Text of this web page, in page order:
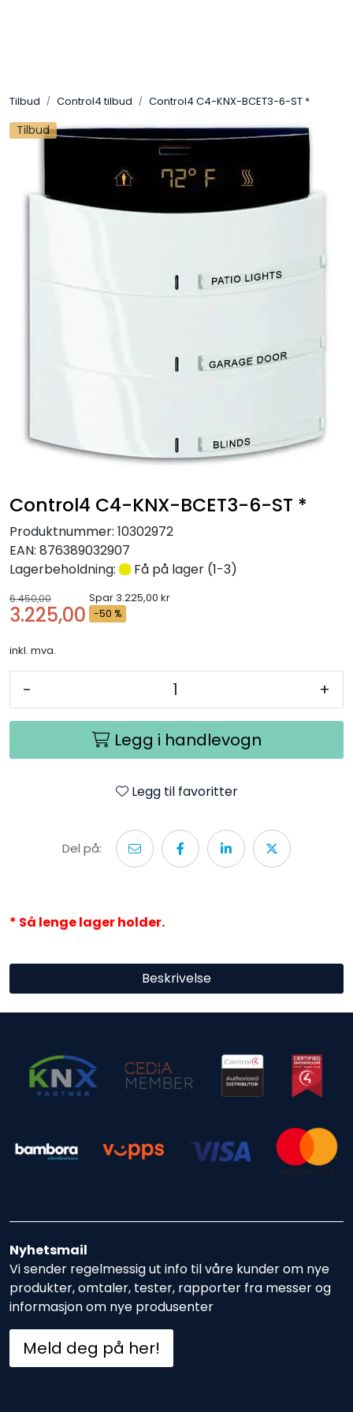
Tilbud Control4 tilbud Control4 C4-KNX-BCET3-6-ST *
Tilbud
Control4 C4-KNX-BCET3-6-ST *
Produktnummer: 10302972
EAN: 876389032907
Lagerbeholdning:
Få på lager (1-3)
6.450,00
3.225,00
Spar 3.225,00 kr
-50 %
inkl. mva.
- +
Legg i handlevogn
Legg til favoritter
Del på:
* Så lenge lager holder.
Beskrivelse
Nyhetsmail
Vi sender regelmessig ut info til våre kunder om nye
produkter, omtaler, tester, rapporter fra messer og
informasjon om nye produsenter
Meld deg på her!
SONOS
KNX
Høyttalere
Merker